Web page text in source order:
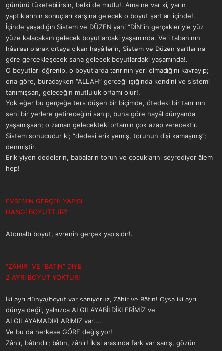
gününü tüketebilirsin, belki de mutlu!. Ama ne var ki, yarın
yaptıklarının sonuçları karşına gelecek o boyut şartları içinde!.
İçinde yaşadığın Sistem ve DÜZEN yani “DİN”in gerçekleriyle yüz
yüze kalacaksın gelecek boyutlardaki yaşamında. Veri tabanının
hâsılası olarak ortaya çıkan hayâllerin, Sistem ve Düzen şartlarına
göre gerçekleşecek sana gelecek boyutlardaki yaşamında!.
O boyutları öğrenip, o boyutlarda tanrının yeri olmadığını kavrayıp;
ona göre, buradayken “ALLAH” gerçeği ışığında kendini ve sistemi
tanımışsan, geleceğin mutluluk ortamı olur!.
Yok eğer bu gerçeğe ters düşen bir biçimde, ötedeki bir tanrının
seni bir yerlere getireceğini sanıp, buna göre hayâl dünyanda
yaşamışsan; o zaman gelecekteki ortamın çok azap verecektir.
Sistem sonucudur ki; “dedesi erik yemiş, torunun dişi kamaşmış”;
denmiştir.
Erik yiyen dedelerin, babaların torun ve çocuklarını seyrediyor âlem
hep!
EVRENİN GERÇEK YAPISI
HANGİ BOYUTTUR?
Atomaltı boyut, evrenin gerçek yapısıdır!.
“ZÂHİR” VE “BATIN” DİYE
2 AYRI BOYUT YOKTUR!
İki ayrı dünya/boyut var sanıyoruz, Zâhir ve Bâtın! Oysa iki ayrı
dünya değil, yalnızca ALGILAYABİLDİKLERİMİZ ve
ALGILAYAMADIKLARIMIZ var....
Ve bu da herkese GÖRE değişiyor!
Zâhir, bâtındır; bâtın, zâhir! İkisi arasında fark var sanış, gözün